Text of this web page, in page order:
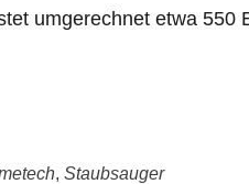
umgerechnet etwa 550
, Staubsauger